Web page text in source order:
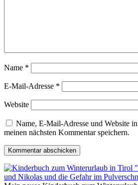
Name *
E-Mail-Adresse *
Website
Name, E-Mail-Adresse und Website
meinen nächsten Kommentar speichern.